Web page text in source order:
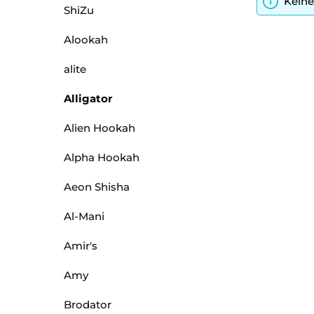
ShiZu
Alookah
alite
Alligator
Alien Hookah
Alpha Hookah
Aeon Shisha
Al-Mani
Amir's
Amy
Brodator